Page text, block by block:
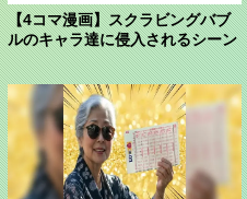
【4コマ漫画】スクラビングバブ
ルのキャラ達に侵入されるシーン